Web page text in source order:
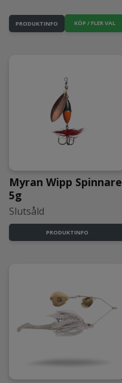
PRODUKTINFO KÖP / FLER VAL
Myran Wipp Spinnare
5g
Slutsåld
PRODUKTINFO